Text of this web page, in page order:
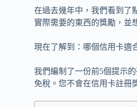
在過去幾年中，我們看到了
實際需要的東西的獎勵，並
現在了解到：哪個信用卡適
我們編制了一份前5個提示
免稅。您不會在信用卡註冊